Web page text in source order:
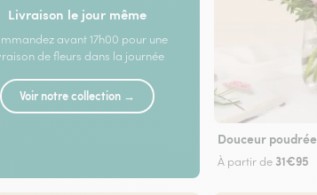
Livraison le jour même
avant 17h00 pour une
de fleurs dans la journée
Voir notre collection →
Douceur poudrée
À partir de 31€95